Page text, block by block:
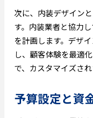
次に、内装デザイン
す。内装業者と協力
を計画します。デザ
し、顧客体験を最適
で、カスタマイズさ
予算設定と資